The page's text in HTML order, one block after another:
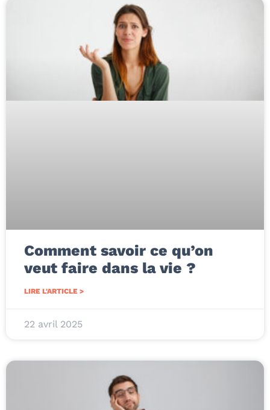
Comment savoir ce qu’on
veut faire dans la vie ?
LIRE L'ARTICLE >
22 avril 2025